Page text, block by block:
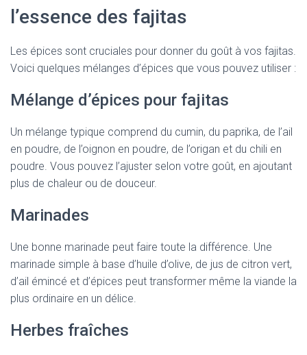
l’essence des fajitas
Les épices sont cruciales pour donner du goût à vos fajitas.
Voici quelques mélanges d’épices que vous pouvez utiliser :
Mélange d’épices pour fajitas
Un mélange typique comprend du cumin, du paprika, de l’ail
en poudre, de l’oignon en poudre, de l’origan et du chili en
poudre. Vous pouvez l’ajuster selon votre goût, en ajoutant
plus de chaleur ou de douceur.
Marinades
Une bonne marinade peut faire toute la différence. Une
marinade simple à base d’huile d’olive, de jus de citron vert,
d’ail émincé et d’épices peut transformer même la viande la
plus ordinaire en un délice.
Herbes fraîches